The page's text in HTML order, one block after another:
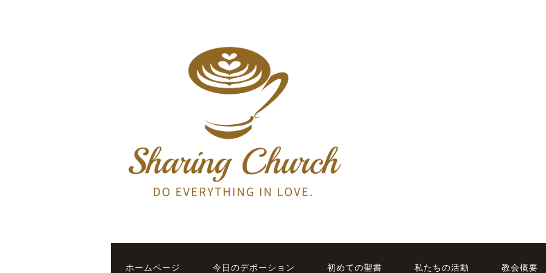
ホームページ 今日のデボーション 初めての聖書 私たちの活動 教会概要